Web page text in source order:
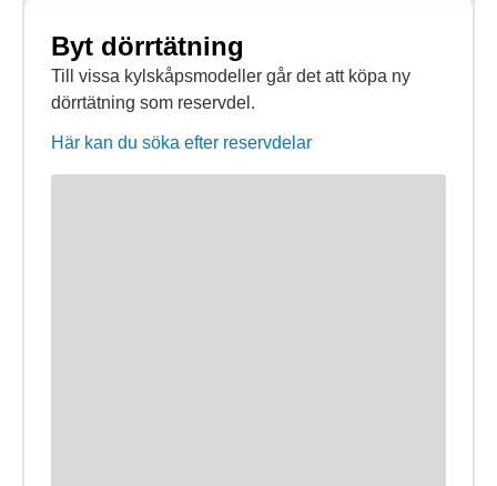
Byt dörrtätning
Till vissa kylskåpsmodeller går det att köpa ny
dörrtätning som reservdel.
Här kan du söka efter reservdelar